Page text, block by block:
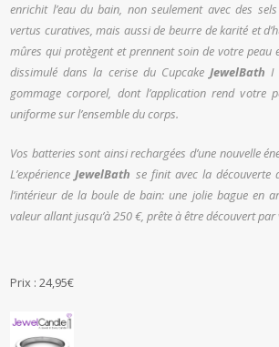
enrichit l’eau du bain, non seulement avec des
vertus curatives, mais aussi de beurre de karité et
mûres qui protègent et prennent soin de votre peau
dissimulé dans la cerise du Cupcake JewelBath I
gommage corporel, dont l’application rend votre
uniforme sur l’ensemble du corps.
Vos batteries sont ainsi rechargées d’une nouvelle
L’expérienceJewelBath se finit avec la découverte
l’intérieur de la boule de bain: une jolie bague en
valeur allant jusqu’à 250 €, prête à être découvert
Prix : 24,95€